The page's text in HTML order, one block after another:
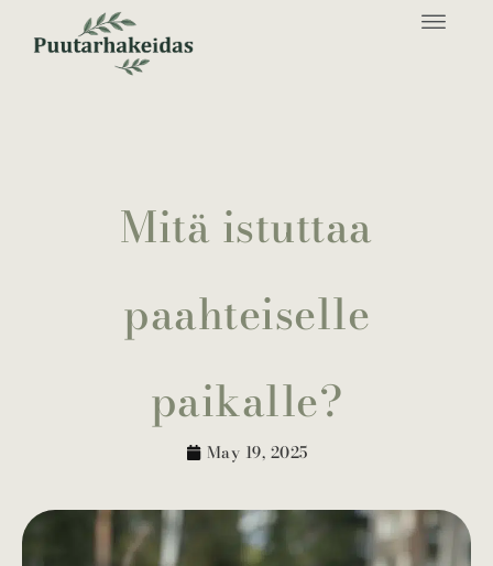
Mitä istuttaa
paahteiselle
paikalle?
May 19, 2025